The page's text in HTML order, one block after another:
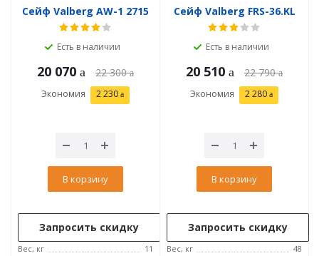
Сейф Valberg AW-1 2715
Есть в наличии
20 070 22 300
Экономия 2 230
В корзину
Запросить скидку
Вес, кг
11
Сейф Valberg FRS-36.KL
Есть в наличии
20 510 22 790
Экономия 2 280
В корзину
Запросить скидку
Вес, кг
48